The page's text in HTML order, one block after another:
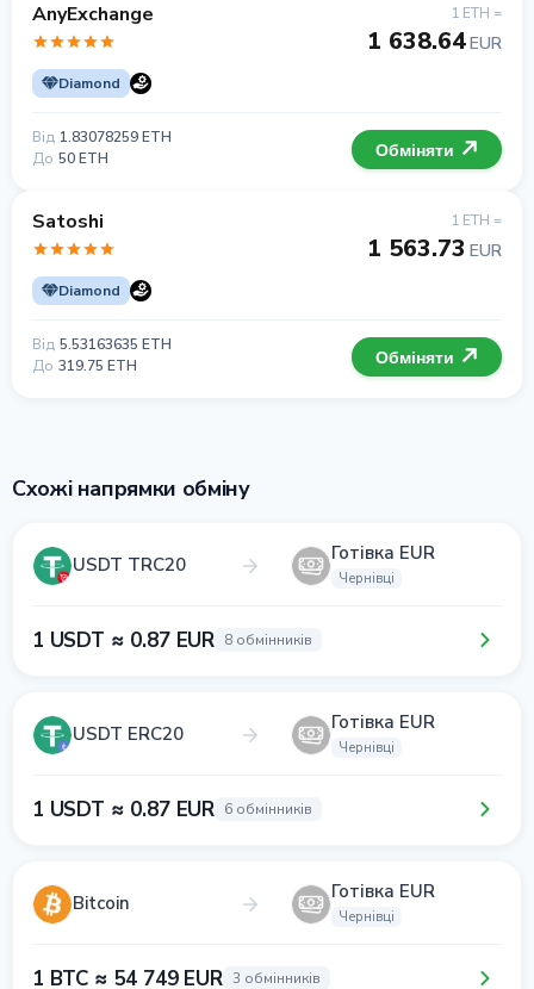
AnyExchange
Diamond
1 ETH =
1 638.64EUR
Від 1.83078259 ETH
До 50 ETH Обміняти
Satoshi
Diamond
1 ETH =
1 563.73 EUR
Від 5.53163635 ETH
До 319.75 ETH Обміняти
Схожі напрямки обміну
USDT TRC20 Готівка EUR
Чернівці
1 USDT ≈ 0.87 EUR 8 обмінників
USDT ERC20 Готівка EUR
Чернівці
1 USDT ≈ 0.87 EUR 6 обмінників
Bitcoin Готівка EUR
Чернівці
1 BTC ≈ 54 749 EUR 3 обмінників